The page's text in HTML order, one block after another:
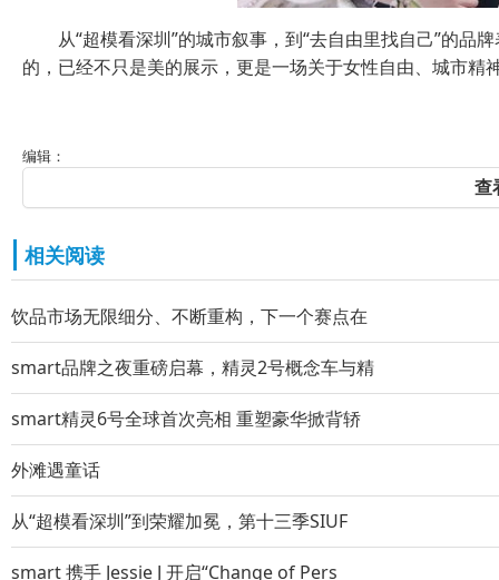
从“超模看深圳”的城市叙事，到“去自由里找自己”的品
的，已经不只是美的展示，更是一场关于女性自由、城市精
编辑：
查
相关阅读
饮品市场无限细分、不断重构，下一个赛点在
smart品牌之夜重磅启幕，精灵2号概念车与精
smart精灵6号全球首次亮相 重塑豪华掀背轿
外滩遇童话
从“超模看深圳”到荣耀加冕，第十三季SIUF
smart 携手 Jessie J 开启“Change of Pers